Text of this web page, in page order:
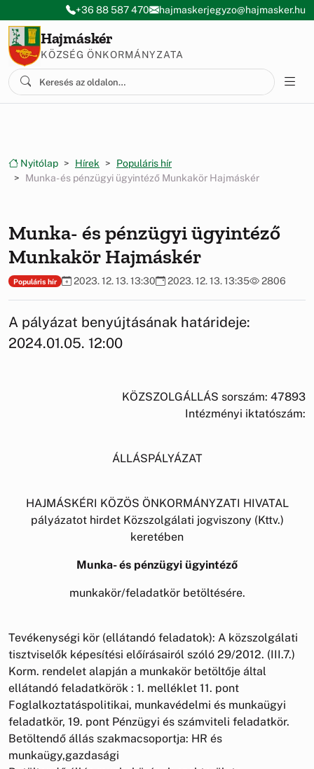
Ugrás a menüre
Ugrás a tartalomra
+36 88 587 470 hajmaskerjegyzo@hajmasker.hu
Hajmáskér
KÖZSÉG ÖNKORMÁNYZATA
Nyitólap Hírek
Populáris hír
Munka- és pénzügyi ügyintéző Munkakör Hajmáskér
Munka- és pénzügyi ügyintéző
Munkakör Hajmáskér
Populáris hír 2023. 12. 13. 13:30 2023. 12. 13. 13:35 2806
A pályázat benyújtásának határideje:
2024.01.05. 12:00
KÖZSZOLGÁLLÁS sorszám: 47893
Intézményi iktatószám:
ÁLLÁSPÁLYÁZAT
HAJMÁSKÉRI KÖZÖS ÖNKORMÁNYZATI HIVATAL
pályázatot hirdet Közszolgálati jogviszony (Kttv.)
keretében
Munka- és pénzügyi ügyintéző
munkakör/feladatkör betöltésére.
Tevékenységi kör (ellátandó feladatok): A közszolgálati
tisztviselők képesítési előírásairól szóló 29/2012. (III.7.)
Korm. rendelet alapján a munkakör betöltője által
ellátandó feladatkörök : 1. melléklet 11. pont
Foglalkoztatáspolitikai, munkavédelmi és munkaügyi
feladatkör, 19. pont Pénzügyi és számviteli feladatkör.
Betöltendő állás szakmacsoportja: HR és
munkaügy,gazdasági